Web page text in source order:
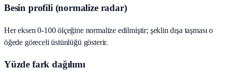
Besin profili (normalize radar)
Her eksen 0-100 ölçeğine normalize edilmiştir; şeklin dışa taşması o
öğede göreceli üstünlüğü gösterir.
Yüzde fark dağılımı